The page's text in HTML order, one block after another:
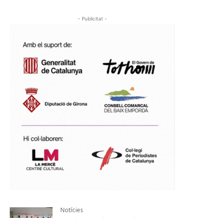
- Publicitat -
Notícies